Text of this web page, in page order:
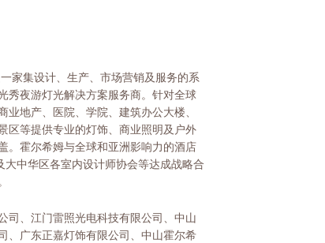
家集设计、生产、市场营销及服务的系
秀夜游灯光解决方案服务商。针对全球
地产、医院、学院、建筑办公大楼、
区等提供专业的灯饰、商业照明及户外
。霍尔希姆与全球和亚洲影响力的酒店
中华区各室内设计师协会等达成战略合
司、江门雷照光电科技有限公司、中山
、广东正嘉灯饰有限公司、中山霍尔希